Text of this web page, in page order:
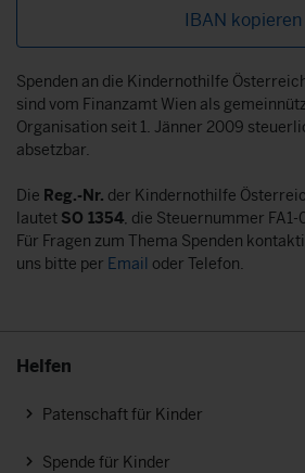
IBAN kopieren
Spenden an die Kindernothilfe
sind vom Finanzamt Wien als
Organisation seit 1. Jänner 2009
absetzbar.
Die Reg.-Nr. der Kindernothilfe
lautet SO 1354, die Steuernummer
Für Fragen zum Thema Spenden
uns bitte per Email oder Telefon.
Helfen
Patenschaft für Kinder
Spende für Kinder